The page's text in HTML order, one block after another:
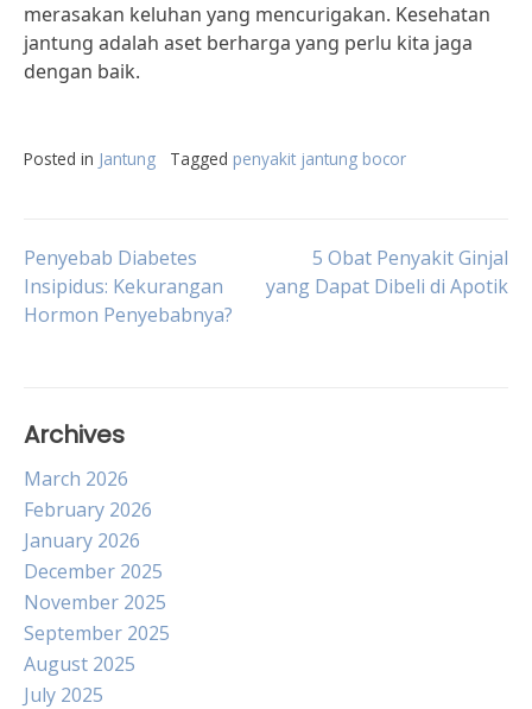
merasakan keluhan yang mencurigakan. Kesehatan
jantung adalah aset berharga yang perlu kita jaga
dengan baik.
Posted in Jantung Tagged penyakit jantung bocor
Post
navigation
Penyebab Diabetes
Insipidus: Kekurangan
Hormon Penyebabnya?
5 Obat Penyakit Ginjal
yang Dapat Dibeli di Apotik
Archives
March 2026
February 2026
January 2026
December 2025
November 2025
September 2025
August 2025
July 2025